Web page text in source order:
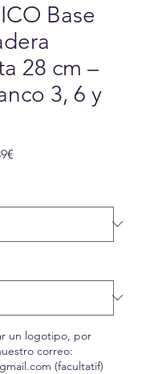
Base
28 cm –
3, 6 y
un logotipo, por
correo:
(facultatif)